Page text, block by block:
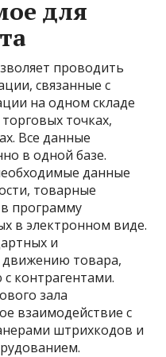
для
проводить
связанные с
на одном складе
точках,
Все данные
в одной базе.
данные
товарные
программу
в электронном виде.
и
движению товара,
контрагентами.
зала
взаимодействие с
штрихкодов и